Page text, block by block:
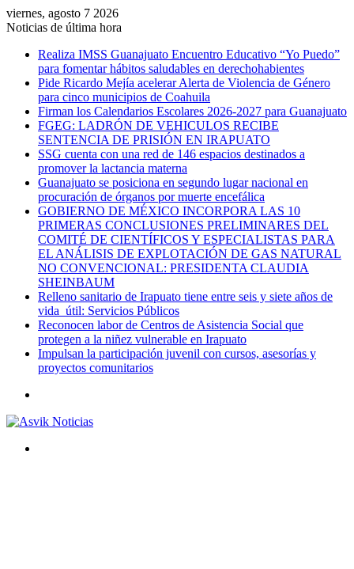
viernes, agosto 7 2026
Noticias de última hora
Realiza IMSS Guanajuato Encuentro Educativo “Yo Puedo”
para fomentar hábitos saludables en derechohabientes
Pide Ricardo Mejía acelerar Alerta de Violencia de Género
para cinco municipios de Coahuila
Firman los Calendarios Escolares 2026-2027 para Guanajuato
FGEG: LADRÓN DE VEHICULOS RECIBE
SENTENCIA DE PRISIÓN EN IRAPUATO
SSG cuenta con una red de 146 espacios destinados a
promover la lactancia materna
Guanajuato se posiciona en segundo lugar nacional en
procuración de órganos por muerte encefálica
GOBIERNO DE MÉXICO INCORPORA LAS 10
PRIMERAS CONCLUSIONES PRELIMINARES DEL
COMITÉ DE CIENTÍFICOS Y ESPECIALISTAS PARA
EL ANÁLISIS DE EXPLOTACIÓN DE GAS NATURAL
NO CONVENCIONAL: PRESIDENTA CLAUDIA
SHEINBAUM
Relleno sanitario de Irapuato tiene entre seis y siete años de
vida útil: Servicios Públicos
Reconocen labor de Centros de Asistencia Social que
protegen a la niñez vulnerable en Irapuato
Impulsan la participación juvenil con cursos, asesorías y
proyectos comunitarios